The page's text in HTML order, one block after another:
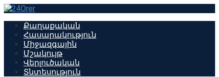
Перейти
контентуՔաղաքական
Հասարակություն
Միջազգային
Մշակույթ
Վերլուծական
Տնտեսություն